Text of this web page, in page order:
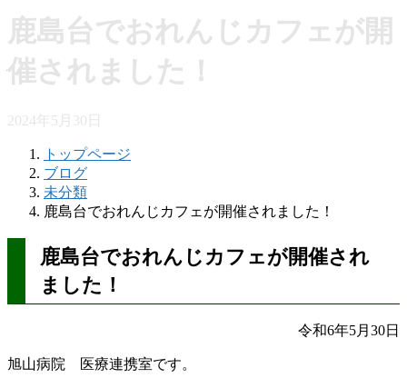
鹿島台でおれんじカフェが開
催されました！
2024年5月30日
トップページ
ブログ
未分類
鹿島台でおれんじカフェが開催されました！
鹿島台でおれんじカフェが開催され
ました！
令和6年5月30日
旭山病院 医療連携室です。